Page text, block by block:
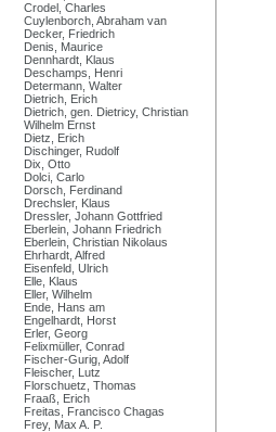
Crodel, Charles
Cuylenborch, Abraham van
Decker, Friedrich
Denis, Maurice
Dennhardt, Klaus
Deschamps, Henri
Determann, Walter
Dietrich, Erich
Dietrich, gen. Dietricy, Christian
Wilhelm Ernst
Dietz, Erich
Dischinger, Rudolf
Dix, Otto
Dolci, Carlo
Dorsch, Ferdinand
Drechsler, Klaus
Dressler, Johann Gottfried
Eberlein, Johann Friedrich
Eberlein, Christian Nikolaus
Ehrhardt, Alfred
Eisenfeld, Ulrich
Elle, Klaus
Eller, Wilhelm
Ende, Hans am
Engelhardt, Horst
Erler, Georg
Felixmüller, Conrad
Fischer-Gurig, Adolf
Fleischer, Lutz
Florschuetz, Thomas
Fraaß, Erich
Freitas, Francisco Chagas
Frey, Max A. P.